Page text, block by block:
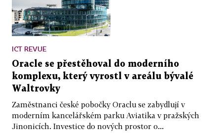
ICT REVUE
Oracle se přestěhoval do moderního
komplexu, který vyrostl v areálu bývalé
Waltrovky
Zaměstnanci české pobočky Oraclu se zabydlují v
moderním kancelářském parku Aviatika v pražských
Jinonicích. Investice do nových prostor o...